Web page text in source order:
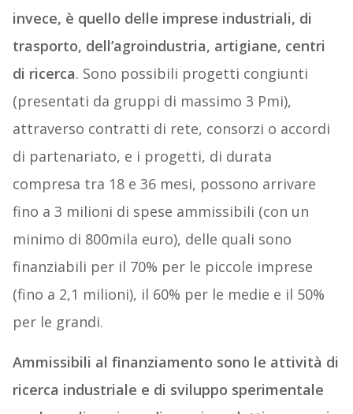
invece, è quello delle imprese industriali, di
trasporto, dell’agroindustria, artigiane, centri
di ricerca. Sono possibili progetti congiunti
(presentati da gruppi di massimo 3 Pmi),
attraverso contratti di rete, consorzi o accordi
di partenariato, e i progetti, di durata
compresa tra 18 e 36 mesi, possono arrivare
fino a 3 milioni di spese ammissibili (con un
minimo di 800mila euro), delle quali sono
finanziabili per il 70% per le piccole imprese
(fino a 2,1 milioni), il 60% per le medie e il 50%
per le grandi.
Ammissibili al finanziamento sono le attività di
ricerca industriale e di sviluppo sperimentale